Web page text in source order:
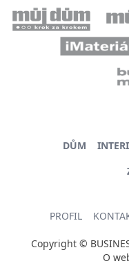
DŮM
PROFIL
Copyright ©